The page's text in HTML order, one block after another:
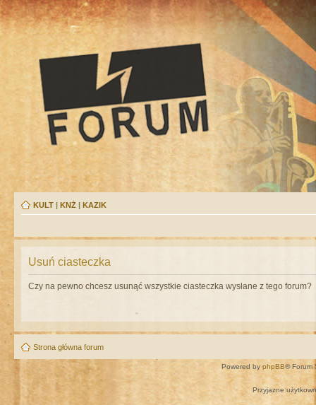
KULT | KNŻ | KAZIK
Usuń ciasteczka
Czy na pewno chcesz usunąć wszystkie ciasteczka wysłane z tego forum?
Strona główna forum
Powered by phpBB® Forum
Przyjazne